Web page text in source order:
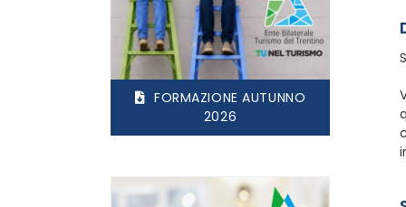
FORMAZIONE AUTUNNO
2026